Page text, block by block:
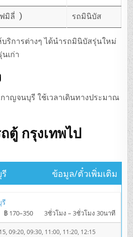
ฟมิลี่ ) รถมินิบัส
บริการต่างๆ ได้นำรถมินิบัสรุ่นใหม่
เก่า
าญจนบุรี ใช้เวลาเดินทางประมาณ
ตู้ กรุงเทพไป
ข้อมูล/ตั๋วเพิ่มเติม
฿ 170–350 3ชั่วโมง – 3ชั่วโมง 30นาที
09:20, 09:30, 11:00, 11:20, 12:15